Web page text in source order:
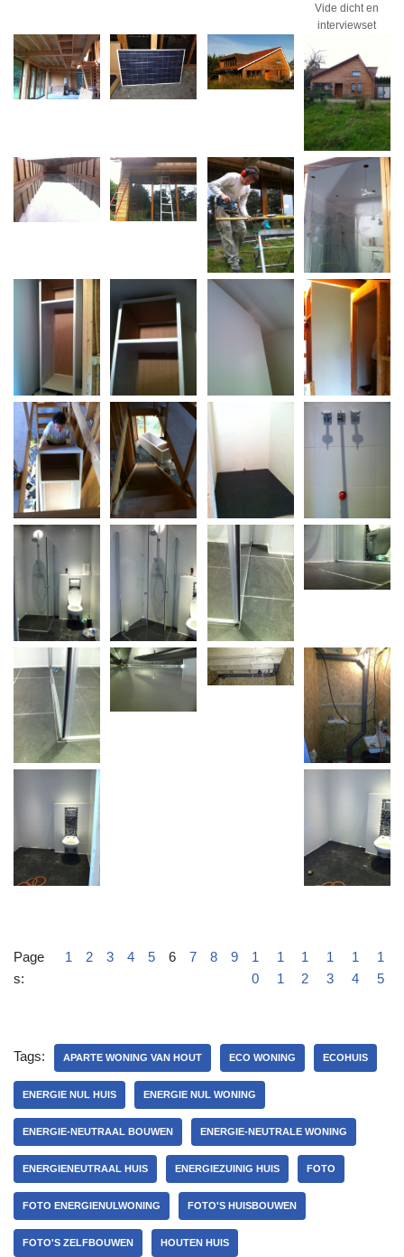
Vide dicht en
interviewset
Page
s:
1 2 3 4 5 6 7 8 9
1
0
1
1
1
2
1
3
1
4
1
5
Tags: APARTE WONING VAN HOUT ECO WONING ECOHUIS
ENERGIE NUL HUIS ENERGIE NUL WONING
ENERGIE-NEUTRAAL BOUWEN ENERGIE-NEUTRALE WONING
ENERGIENEUTRAAL HUIS ENERGIEZUINIG HUIS FOTO
FOTO ENERGIENULWONING FOTO'S HUISBOUWEN
FOTO'S ZELFBOUWEN HOUTEN HUIS